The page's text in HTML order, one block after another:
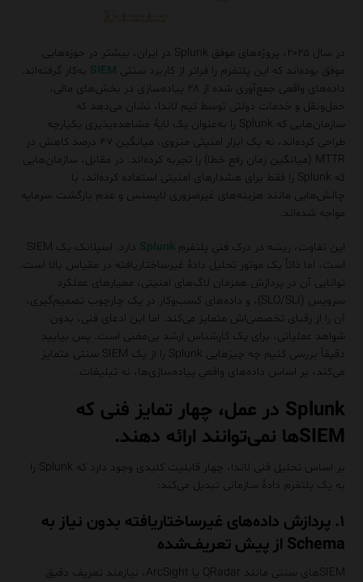
در سال ۲۰۲۵، پروژه‌های موفق Splunk در ایران، بیشتر در حوزه‌هایی
موفق بوده‌اند که این پلتفرم را فراتر از کاربرد سنتی SIEM به‌کار گرفته‌اند.
داده‌های واقعی جمع‌آوری‌ شده از ۲۸ پیاده‌سازی در بخش‌های مالی،
حمل‌ونقل و خدمات دولتی توسط تیم لاندا، نشان می‌دهد که
سازمان‌هایی که Splunk را به‌عنوان یک لایهٔ مشاهده‌پذیری یکپارچه
طراحی کرده‌اند، نه یک ابزار امنیتی منزوی، میانگین ۴۷ درصد کاهش در
MTTR (میانگین زمان رفع خطا) را تجربه کرده‌اند. در مقابل، سازمان‌هایی
که Splunk را فقط برای هشدارهای امنیتی استفاده کرده‌اند، با
چالش‌هایی مانند هزینه‌های غیرضروری لایسنس و عدم بازگشت سرمایه
مواجه شده‌اند.
این تفاوت، ریشه در درک فنیِ پلتفرمSplunk
دارد. اسپلانک یک SIEM
است، اما ذاتاً یک موتور تحلیل دادهٔ غیرساختاریافته در مقیاس بالا است.
توانایی آن در پردازش همزمان لاگ‌های امنیتی، معیارهای عملکرد
سرویس (SLO/SLI)، و داده‌های کسب‌وکار در یک چارچوب تصمیم‌گیری،
آن را از رقبای تخصصی‌اش متمایز می‌کند. اما این ادعای فنی، بدون
شواهد عملیاتی، برای یک کارشناس ارشد بی‌معنی است. پس بیایید
دقیقاً بررسی کنیم چه چیزهایی Splunk را از یک SIEM سنتی متمایز
می‌کند، بر اساس داده‌های واقعیِ پیاده‌سازی‌ها، نه تبلیغات.
Splunk در عمل، چهار تمایز فنی که
SIEMها نمی‌توانند ارائه دهند.
بر اساس تحلیل فنی لاندا، چهار قابلیت کلیدی وجود دارد که Splunk را
به یک پلتفرم دادهٔ سازمانی تبدیل می‌کند:
۱. پردازش داده‌های غیرساختاریافته بدون نیاز به
Schema از پیش تعریف‌شده
SIEMهای سنتی مانند QRadar یا ArcSight، نیازمند تعریف دقیق